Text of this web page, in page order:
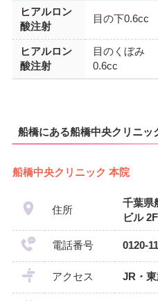
ヒアルロン
酸注射
目の下0.6cc
ヒアルロン
酸注射
目のくぼみ
0.6cc
船橋にある船橋中央クリニッ
船橋中央クリニック 本院
住所
千葉県
ビル 2F
電話番号 0120-
アクセス JR・